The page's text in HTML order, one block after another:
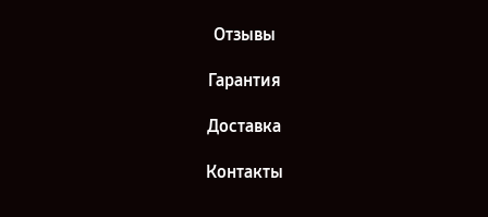
Отзывы
Гарантия
Доставка
Контакты